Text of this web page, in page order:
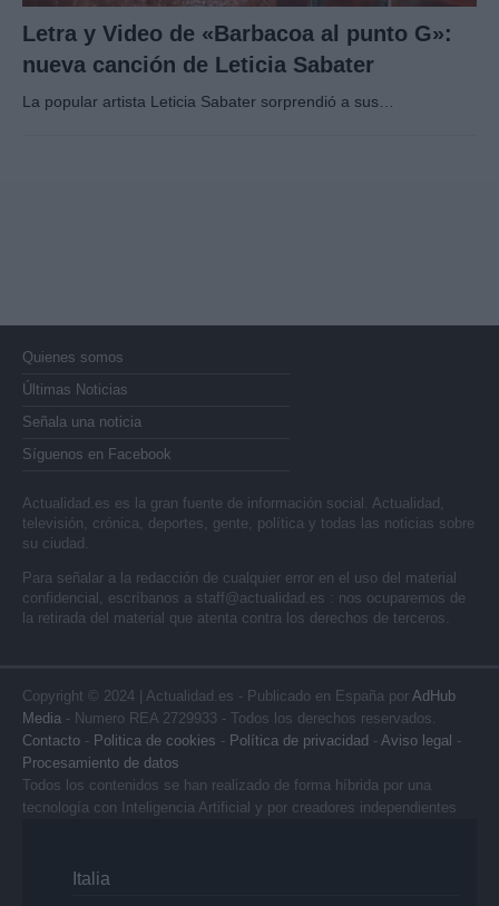
Letra y Video de «Barbacoa al punto G»:
nueva canción de Leticia Sabater
La popular artista Leticia Sabater sorprendió a sus…
Quienes somos
Últimas Noticias
Señala una noticia
Síguenos en Facebook
Actualidad.es es la gran fuente de información social. Actualidad,
televisión, crónica, deportes, gente, política y todas las noticias sobre
su ciudad.
Para señalar a la redacción de cualquier error en el uso del material
confidencial, escríbanos a staff@actualidad.es : nos ocuparemos de
la retirada del material que atenta contra los derechos de terceros.
Copyright © 2024 | Actualidad.es - Publicado en España por AdHub
Media - Numero REA 2729933 - Todos los derechos reservados.
Contacto - Politica de cookies - Política de privacidad - Aviso legal -
Procesamiento de datos
Todos los contenidos se han realizado de forma híbrida por una
tecnología con Inteligencia Artificial y por creadores independientes
Italia